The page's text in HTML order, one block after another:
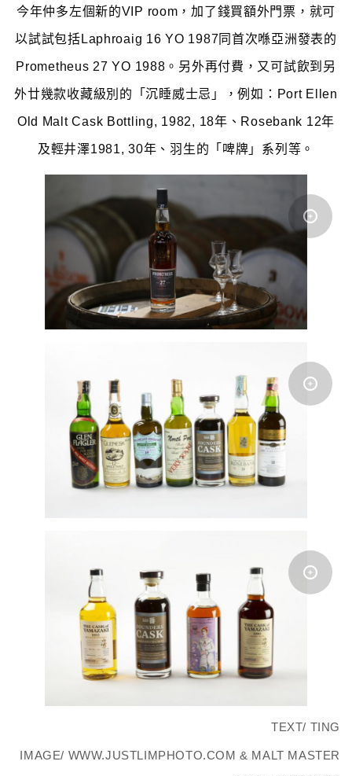
今年仲多左個新的VIP room，加了錢買額外門票，就可
以試試包括Laphroaig 16 YO 1987同首次喺亞洲發表的
Prometheus 27 YO 1988。另外再付費，又可試飲到另
外廿幾款收藏級別的「沉睡威士忌」，例如：Port Ellen
Old Malt Cask Bottling, 1982, 18年、Rosebank 12年
及輕井澤1981, 30年、羽生的「啤牌」系列等。
TEXT/ TING
IMAGE/ WWW.JUSTLIMPHOTO.COM & MALT MASTER